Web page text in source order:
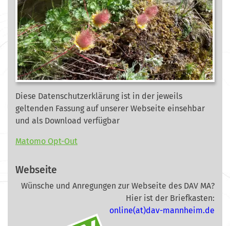
Diese Datenschutzerklärung ist in der jeweils
geltenden Fassung auf unserer Webseite einsehbar
und als Download verfügbar
Matomo Opt-Out
Webseite
Wünsche und Anregungen zur Webseite des DAV MA?
Hier ist der Briefkasten:
online(at)dav-mannheim.de